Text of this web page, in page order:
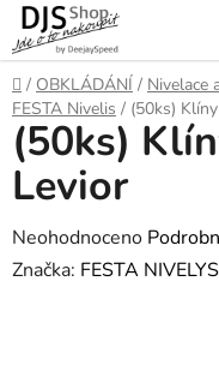
Přejít
na
obsah
Domů
/ OBKLÁDÁNÍ / Nivelace
FESTA Nivelis / (50ks)
(50ks)
Levior
Průměrné
hodnocení
Neohodnoceno
Značka: FESTA NIVELYS